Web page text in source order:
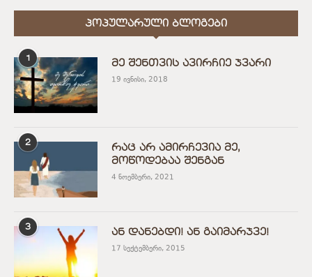
ᲞᲝᲞᲣᲚᲐᲠᲣᲚᲘ ᲑᲚᲝᲒᲔᲑᲘ
1
მე შენთვის ავირჩიე ჯვარი
19 ივნისი, 2018
2
რაც არ ამირჩევია მე,
მოწოდებაა შენგან
4 ნოემბერი, 2021
3
ან დანებდი! ან გაიმარჯვე!
17 სექტემბერი, 2015